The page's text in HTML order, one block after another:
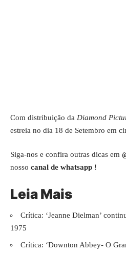
Com distribuição da Diamond
estreia no dia 18 de Setembro em
Siga-nos e confira outras dicas em
nosso canal de whatsapp !
Leia Mais
Crítica: ‘Jeanne Dielman’
1975
Crítica: ‘Downton Abbey- O